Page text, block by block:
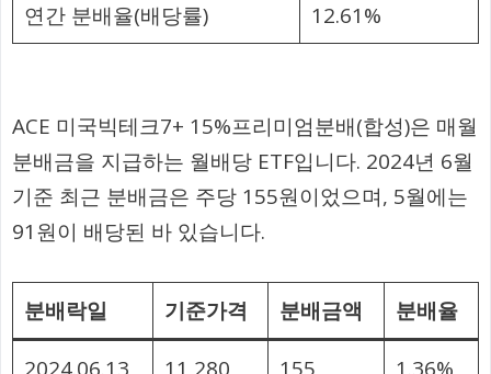
연간 분배율(배당률)
12.61%
ACE 미국빅테크7+ 15%프리미엄분배(합성)은 매월
분배금을 지급하는 월배당 ETF입니다. 2024년 6월
기준 최근 분배금은 주당 155원이었으며, 5월에는
91원이 배당된 바 있습니다.
분배락일 기준가격 분배금액 분배율